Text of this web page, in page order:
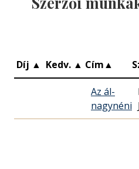
Díj ▲ Kedv. ▲ Cím▲
Az ál-
nagynéni